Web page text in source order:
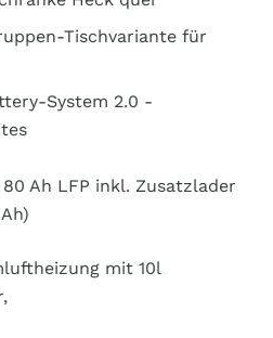
Tischvariante für
System 2.0 -
Ah LFP inkl. Zusatzlader
mit 10l